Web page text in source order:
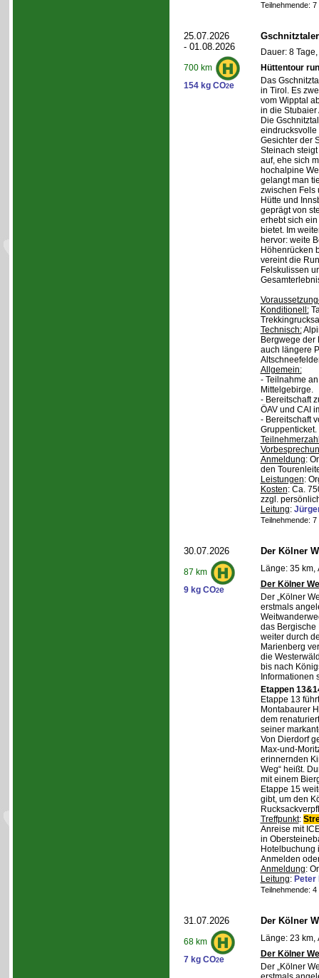
Teilnehmende:
25.07.2026
- 01.08.2026
700 km
154 kg CO2e
Dauer: 8
Hüttentour
Das
in Tirol. Es
vom Wipptal
in die Stubaier
Die
Gesichter der
Steinach
auf, ehe sich
hochalpine
gelangt man
zwischen Fels
Hütte und
geprägt von
erhebt sich
bietet. Im
hervor: weite
Höhenrücken
vereint die
Felskulissen
Konditionell:
Technisch:
Bergwege
auch längere
Allgemein:
- Teilnahme
Mittelgebirge.
- Bereitschaft
ÖAV und CAI
- Bereitschaft
Gruppenticket.
Anmeldung:
den
Leistungen:
Kosten: Ca.
zzgl.
Leitung:
Teilnehmende:
30.07.2026
87 km
9 kg CO2e
Der Kölner
Länge: 35 km,
Der Kölner
Der „Kölner
erstmals
das Bergische
weiter durch
Marienberg
die
bis nach
Informationen
Etappen
Etappe 13
Montabaurer
dem
seiner
Von Dierdorf
Max-und-
erinnernden
Weg“ heißt.
mit einem
Etappe 15
gibt, um den
Treffpunkt:
Anreise mit
in
Hotelbuchung
Anmelden
Anmeldung:
Leitung: Peter
Teilnehmende:
31.07.2026
68 km
7 kg CO2e
Der Kölner
Länge: 23 km,
Der Kölner
Der „Kölner